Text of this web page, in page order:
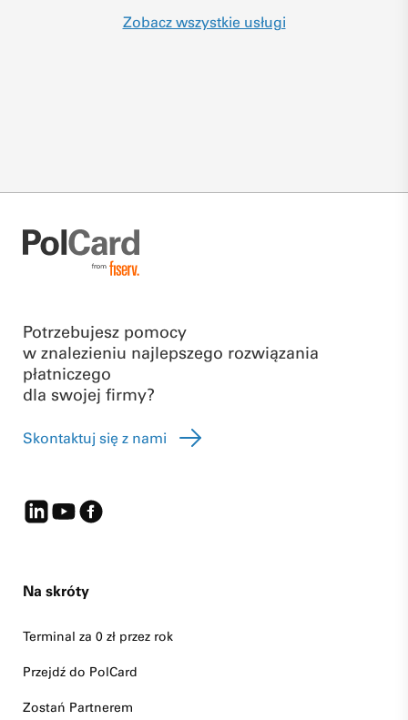
Zobacz wszystkie usługi
Potrzebujesz pomocy
w znalezieniu najlepszego rozwiązania
płatniczego
dla swojej firmy?
Skontaktuj się z nami
Na skróty
Terminal za 0 zł przez rok
Przejdź do PolCard
Zostań Partnerem